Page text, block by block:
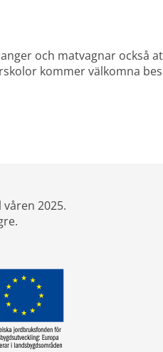
och matvagnar också
kommer välkomna
2025.